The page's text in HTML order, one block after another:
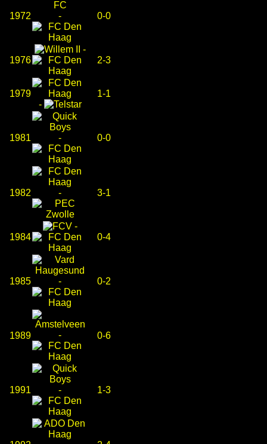
1972 - 0-0
1976
-
2-3
1979
-
1-1
1981 - 0-0
1982 - 3-1
1984
-
0-4
1985 - 0-2
1989 - 0-6
1991 - 1-3